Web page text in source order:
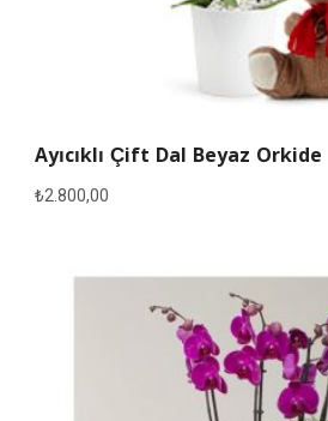
Ayıcıklı Çift Dal Beyaz Orkide
₺2.800,00